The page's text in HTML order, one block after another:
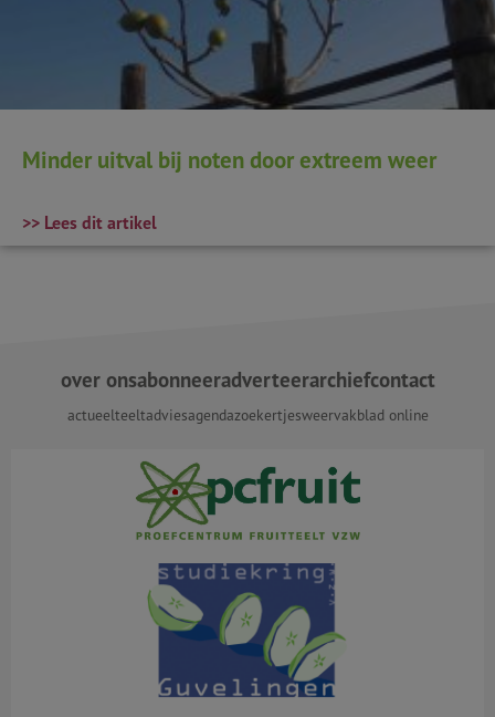
Minder uitval bij noten door extreem weer
>> Lees dit artikel
over onsabonneeradverteerarchiefcontact
actueelteeltadviesagendazoekertjesweervakblad online